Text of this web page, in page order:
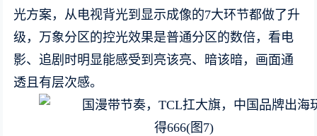
光方案，从电视背光到显示成像的7大环节都做了升
级，万象分区的控光效果是普通分区的数倍，看电
影、追剧时明显能感受到亮该亮、暗该暗，画面通
透且有层次感。